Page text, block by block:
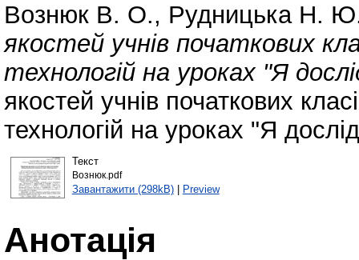
Вознюк В. О., Рудницька Н.
якостей учнів початкових
технологій на уроках "Я
якостей учнів початкових
технологій на уроках "Я
Текст
Вознюк.pdf
Завантажити (298kB)| Preview
Анотація